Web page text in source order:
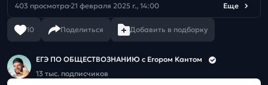
403 просмотра 21 февраля 2025 г., 14:00 Еще
10 Поделиться Добавить в подборку
ЕГЭ ПО ОБЩЕСТВОЗНАНИЮ c Егором Кантом
13 тыс. подписчиков